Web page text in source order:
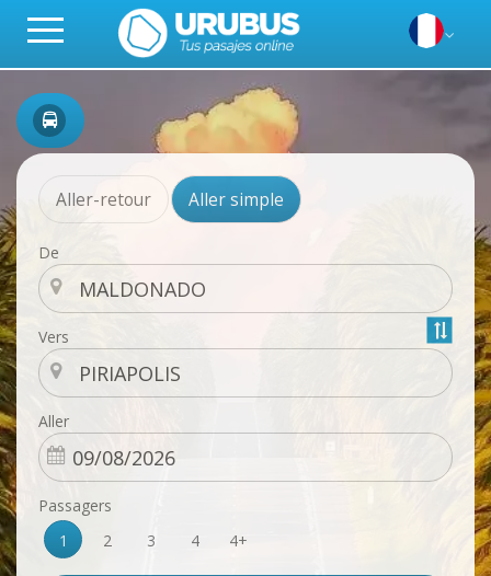
Aller-retour Aller simple
De
Vers
Aller
Passagers
1
2 3 4 4+